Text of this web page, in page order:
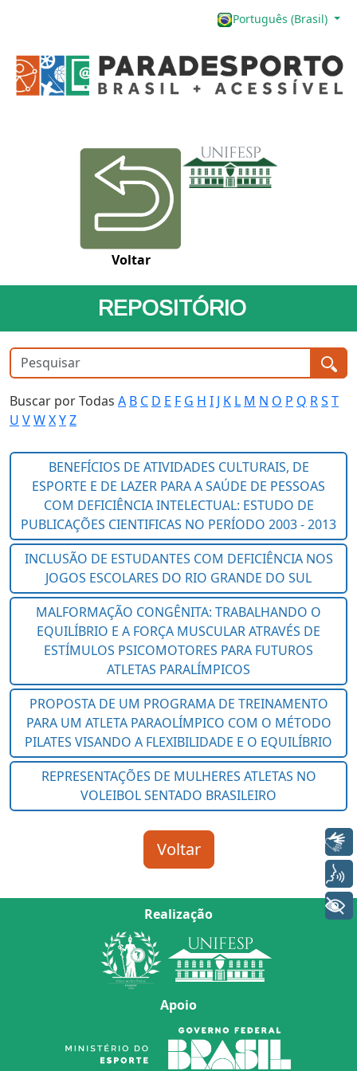
Português (Brasil)
Voltar
REPOSITÓRIO
Buscar por Todas A B C D E F G H I J K L M N O P Q RS T
U VWXYZ
Realização
Apoio